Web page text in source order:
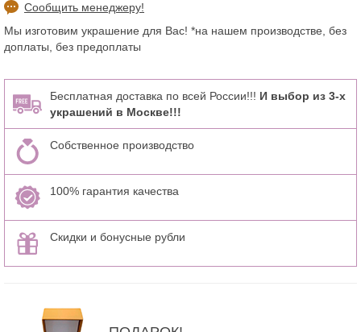
Сообщить менеджеру!
Мы изготовим украшение для Вас! *на нашем производстве, без
доплаты, без предоплаты
Бесплатная доставка по всей России!!! И выбор из 3-х
украшений в Москве!!!
Собственное производство
100% гарантия качества
Скидки и бонусные рубли